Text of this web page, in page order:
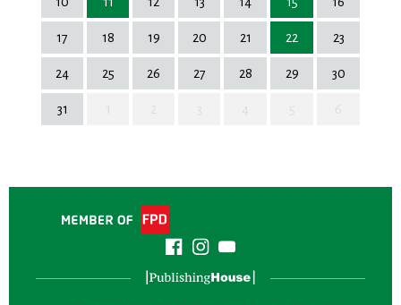
17 18 19 20 21 22 23
24 25 26 27 28 29 30
31